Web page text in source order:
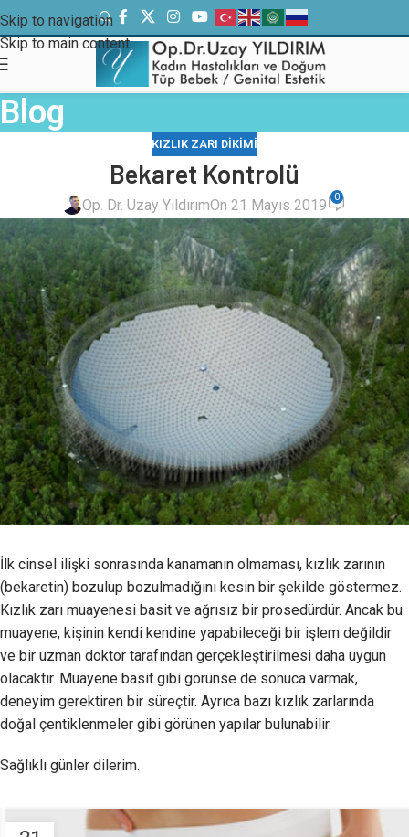
Skip to navigation
Skip to main content
Blog
KIZLIK ZARI DIKIMI
Bekaret Kontrolü
Op. Dr. Uzay YıldırımOn 21 Mayıs 2019 0
İlk cinsel ilişki sonrasında kanamanın olmaması, kızlık zarının
(bekaretin) bozulup bozulmadığını kesin bir şekilde göstermez.
Kızlık zarı muayenesi basit ve ağrısız bir prosedürdür. Ancak bu
muayene, kişinin kendi kendine yapabileceği bir işlem değildir
ve bir uzman doktor tarafından gerçekleştirilmesi daha uygun
olacaktır. Muayene basit gibi görünse de sonuca varmak,
deneyim gerektiren bir süreçtir. Ayrıca bazı kızlık zarlarında
doğal çentiklenmeler gibi görünen yapılar bulunabilir.
Sağlıklı günler dilerim.